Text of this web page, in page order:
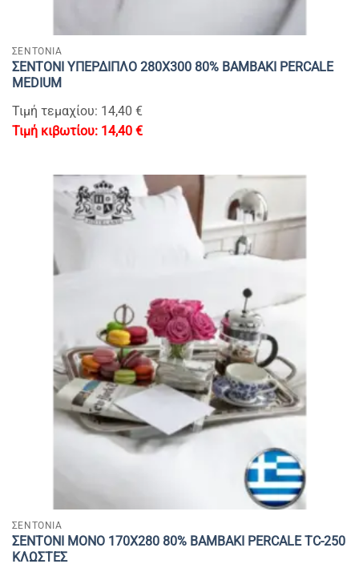
ΣΕΝΤΟΝΙΑ
ΣΕΝΤΟΝΙ ΥΠΕΡΔΙΠΛΟ 280Χ300 80% BAMBAKI PERCALE
MEDIUM
Τιμή τεμαχίου: 14,40 €
14,40 €
ΣΕΝΤΟΝΙΑ
ΣΕΝΤΟΝΙ MONΟ 170Χ280 80% BAMBAKI PERCALE TC-250
ΚΛΩΣΤΕΣ